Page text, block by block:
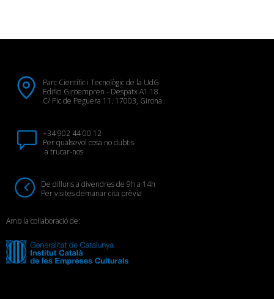
Parc Científic i Tecnològic de la UdG
Edifici Giroempren - Despatx A1.18.
C/ Pic de Peguera 11. 17003, Girona
+34 902 44 00 12
Per qualsevol cosa no dubtis
a trucar-nos
De dilluns a divendres de 9h a 14h
Per visites demanar cita prèvia
Amb la col·laboració de: